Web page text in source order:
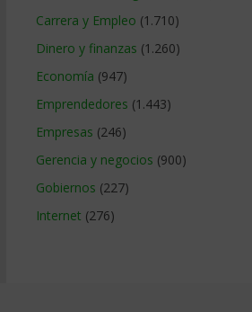
Carrera y Empleo (1.710)
Dinero y finanzas (1.260)
Economía (947)
Emprendedores (1.443)
Empresas (246)
Gerencia y negocios (900)
Gobiernos (227)
Internet (276)